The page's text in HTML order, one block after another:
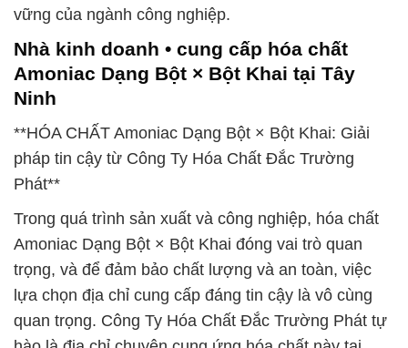
vững của ngành công nghiệp.
Nhà kinh doanh • cung cấp hóa chất
Amoniac Dạng Bột × Bột Khai tại Tây
Ninh
**HÓA CHẤT Amoniac Dạng Bột × Bột Khai: Giải
pháp tin cậy từ Công Ty Hóa Chất Đắc Trường
Phát**
Trong quá trình sản xuất và công nghiệp, hóa chất
Amoniac Dạng Bột × Bột Khai đóng vai trò quan
trọng, và để đảm bảo chất lượng và an toàn, việc
lựa chọn địa chỉ cung cấp đáng tin cậy là vô cùng
quan trọng. Công Ty Hóa Chất Đắc Trường Phát tự